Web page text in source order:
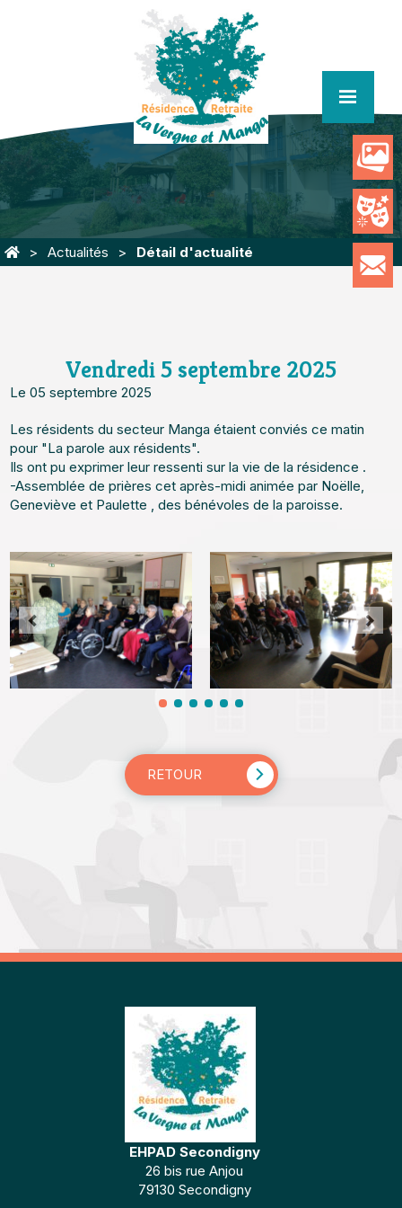
menu
Actualités Détail d'actualité
Vendredi 5 septembre 2025
Le 05 septembre 2025
Les résidents du secteur Manga étaient conviés ce matin
pour "La parole aux résidents".
Ils ont pu exprimer leur ressenti sur la vie de la résidence .
-Assemblée de prières cet après-midi animée par Noëlle,
Geneviève et Paulette , des bénévoles de la paroisse.
RETOUR
EHPAD Secondigny
26 bis rue Anjou
79130 Secondigny